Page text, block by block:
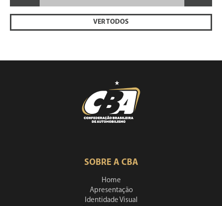
VER TODOS
SOBRE A CBA
Home
Apresentação
Identidade Visual